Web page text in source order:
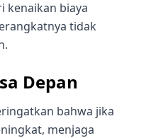
kenaikan biaya
tidak
Depan
bahwa jika
menjaga